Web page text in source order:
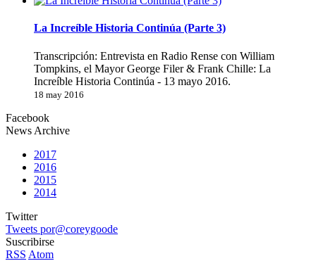
La Increíble Historia Continúa (Parte 3)
Transcripción: Entrevista en Radio Rense con William
Tompkins, el Mayor George Filer & Frank Chille: La
Increíble Historia Continúa - 13 mayo 2016.
18 may 2016
Facebook
News Archive
2017
2016
2015
2014
Twitter
Tweets por@coreygoode
Suscribirse
RSS Atom